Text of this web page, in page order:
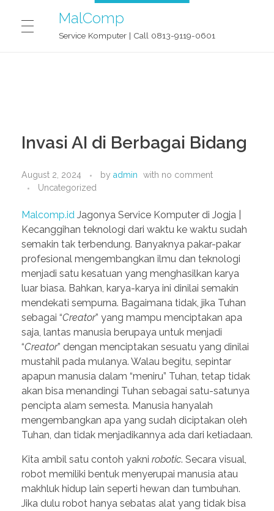
MalComp
Service Komputer | Call 0813-9119-0601
BLOG
OUR STORY
Invasi AI di Berbagai Bidang
August 2, 2024 by admin with no comment
Uncategorized
Malcomp.id Jagonya Service Komputer di Jogja |
Kecanggihan teknologi dari waktu ke waktu sudah
semakin tak terbendung. Banyaknya pakar-pakar
profesional mengembangkan ilmu dan teknologi
menjadi satu kesatuan yang menghasilkan karya
luar biasa. Bahkan, karya-karya ini dinilai semakin
mendekati sempurna. Bagaimana tidak, jika Tuhan
sebagai “Creator” yang mampu menciptakan apa
saja, lantas manusia berupaya untuk menjadi
“Creator” dengan menciptakan sesuatu yang dinilai
mustahil pada mulanya. Walau begitu, sepintar
apapun manusia dalam “meniru” Tuhan, tetap tidak
akan bisa menandingi Tuhan sebagai satu-satunya
pencipta alam semesta. Manusia hanyalah
mengembangkan apa yang sudah diciptakan oleh
Tuhan, dan tidak menjadikannya ada dari ketiadaan.
Kita ambil satu contoh yakni robotic. Secara visual,
robot memiliki bentuk menyerupai manusia atau
makhluk hidup lain seperti hewan dan tumbuhan.
Jika dulu robot hanya sebatas alat yang tidak bisa